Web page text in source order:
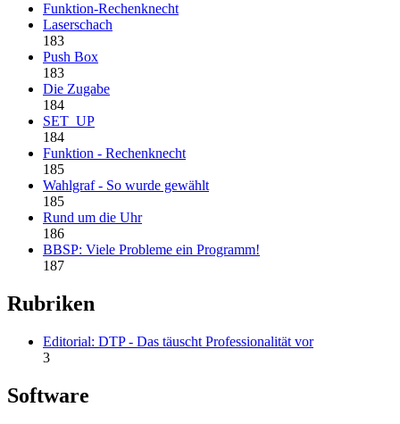
Funktion-Rechenknecht
Laserschach
183
Push Box
183
Die Zugabe
184
SET_UP
184
Funktion - Rechenknecht
185
Wahlgraf - So wurde gewählt
185
Rund um die Uhr
186
BBSP: Viele Probleme ein Programm!
187
Rubriken
Editorial: DTP - Das täuscht Professionalität vor
3
Software